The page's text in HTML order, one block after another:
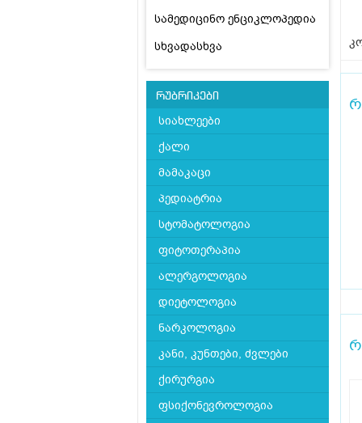
სამედიცინო ენციკლოპედია
სხვადასხვა
რუბრიკები
სიახლეები
ქალი
მამაკაცი
პედიატრია
სტომატოლოგია
ფიტოთერაპია
ალერგოლოგია
დიეტოლოგია
ნარკოლოგია
კანი, კუნთები, ძვლები
ქირურგია
ფსიქონევროლოგია